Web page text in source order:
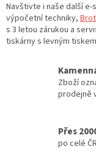
Navštivte i naše další e-
výpočetní techniky,
s 3 letou zárukou a
tiskárny s levným
Zboží
prodejně
Přes
po celé ČR